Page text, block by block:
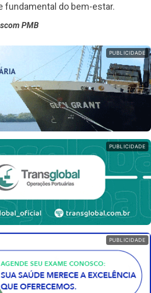
fundamental do bem-estar.
PMB
PUBLICIDADE
PUBLICIDADE
PUBLICIDADE